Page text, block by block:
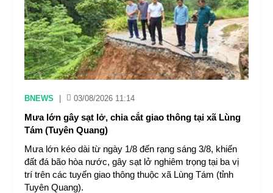
BNEWS 03/08/2026 11:14
Mưa lớn gây sạt lở, chia cắt giao thông tại xã Lùng
Tám (Tuyên Quang)
Mưa lớn kéo dài từ ngày 1/8 đến rạng sáng 3/8, khiến
đất đá bão hòa nước, gây sạt lở nghiêm trọng tại ba vị
trí trên các tuyến giao thông thuộc xã Lùng Tám (tỉnh
Tuyên Quang).